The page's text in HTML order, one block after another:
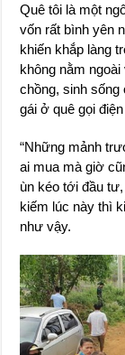
Quê tôi là một
vốn rất bình yên
khiến khắp làng
không nằm
chồng, sinh
gái ở quê gọi
“Những mảnh
ai mua mà giờ
ùn kéo tới đầu
kiếm lúc này thì
như vậy.